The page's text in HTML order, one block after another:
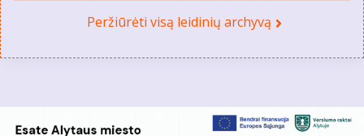
Peržiūrėti visą leidinių archyvą